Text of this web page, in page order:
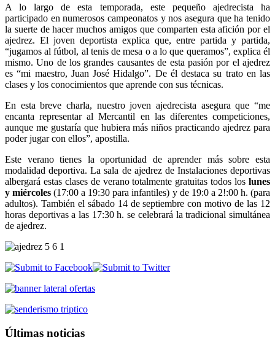
A lo largo de esta temporada, este pequeño ajedrecista ha
participado en numerosos campeonatos y nos asegura que ha tenido
la suerte de hacer muchos amigos que comparten esta afición por el
ajedrez. El joven deportista explica que, entre partida y partida,
“jugamos al fútbol, al tenis de mesa o a lo que queramos”, explica él
mismo. Uno de los grandes causantes de esta pasión por el ajedrez
es “mi maestro, Juan José Hidalgo”. De él destaca su trato en las
clases y los conocimientos que aprende con sus técnicas.
En esta breve charla, nuestro joven ajedrecista asegura que “me
encanta representar al Mercantil en las diferentes competiciones,
aunque me gustaría que hubiera más niños practicando ajedrez para
poder jugar con ellos”, apostilla.
Este verano tienes la oportunidad de aprender más sobre esta
modalidad deportiva. La sala de ajedrez de Instalaciones deportivas
albergará estas clases de verano totalmente gratuitas todos los lunes
y miércoles (17:00 a 19:30 para infantiles) y de 19:0 a 2!:00 h. (para
adultos). También el sábado 14 de septiembre con motivo de las 12
horas deportivas a las 17:30 h. se celebrará la tradicional simultánea
de ajedrez.
Últimas noticias